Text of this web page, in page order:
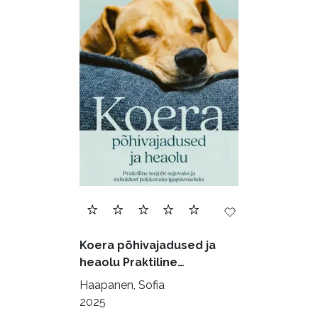
Biograafiad (229)
Eesti kirjandus (1774)
Ettevõtlus (30)
Filoloogia (121)
Filosoofia (146)
Geograafia (65)
Haridus (20)
Ilukirjandus (4256)
Krimi ja põnevik (1284)
Kultuur ja teadus (45)
Kunst ja looming (86)
Koera põhivajadused ja
heaolu Praktiline
käsiraamat sujuvaks ja
rahuldust pakkuvaks
Haapanen, Sofia
2025